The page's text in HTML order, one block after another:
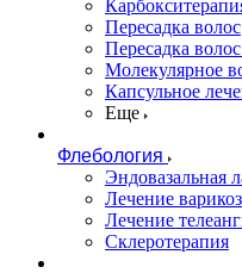
Пересадка волос
Пересадка
Молекулярное
Капсульное
Еще
Флебология
Эндовазальная
Лечение
Лечение
Склеротерапия